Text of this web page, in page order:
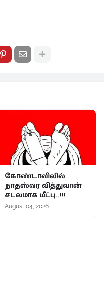
கோண்டாவிலில்
நாதஸ்வர வித்துவான்
சடலமாக மீட்பு..!!!
August 04, 2026